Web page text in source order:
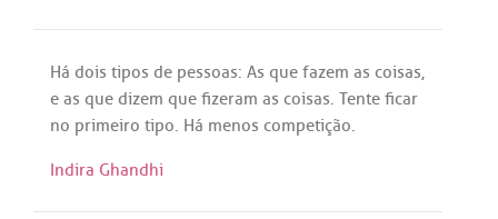
Há dois tipos de pessoas: As que fazem as coisas,
e as que dizem que fizeram as coisas. Tente ficar
no primeiro tipo. Há menos competição.
Indira Ghandhi